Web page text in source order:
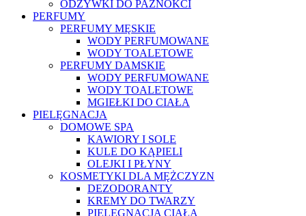
ODŻYWKI DO PAZNOKCI
PERFUMY
PERFUMY MĘSKIE
WODY PERFUMOWANE
WODY TOALETOWE
PERFUMY DAMSKIE
WODY PERFUMOWANE
WODY TOALETOWE
MGIEŁKI DO CIAŁA
PIELĘGNACJA
DOMOWE SPA
KAWIORY I SOLE
KULE DO KĄPIELI
OLEJKI I PŁYNY
KOSMETYKI DLA MĘŻCZYZN
DEZODORANTY
KREMY DO TWARZY
PIELĘGNACJA CIAŁA